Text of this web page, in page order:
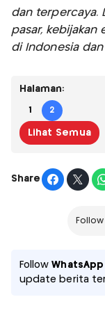
dan terpercaya.
pasar, kebijakan
di Indonesia dan
Halaman:
1 2
Lihat Semua
Share
Follow
update berita